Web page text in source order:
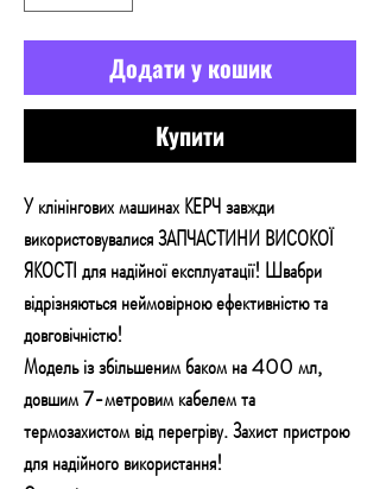
Додати у кошик
Купити
У клінінгових машинах КЕРЧ завжди
використовувалися ЗАПЧАСТИНИ ВИСОКОЇ
ЯКОСТІ для надійної експлуатації! Швабри
відрізняються неймовірною ефективністю та
довговічністю!
Модель із збільшеним баком на 400 мл,
довшим 7-метровим кабелем та
термозахистом від перегріву. Захист пристрою
для надійного використання!